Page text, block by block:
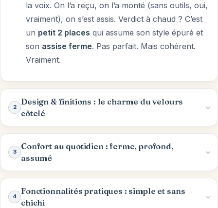
la voix. On l’a reçu, on l’a monté (sans outils, oui,
vraiment), on s’est assis. Verdict à chaud ? C’est
un petit 2 places qui assume son style épuré et
son assise ferme. Pas parfait. Mais cohérent.
Vraiment.
2
Design & finitions : le charme du velours
côtelé
3
Confort au quotidien : ferme, profond,
assumé
4
Fonctionnalités pratiques : simple et sans
chichi